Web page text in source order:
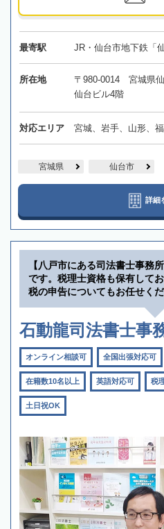
最寄駅 JR・仙台市地下鉄「
所在地
〒980-0014 宮城県
仙台ビル4階
対応エリア 宮城、岩手、山形、
宮城県 仙台市
詳細
【八戸市にある司法書士事務
です。税理士資格も保有して
税の申告についてもお任せく
石動龍司法書士事
オンライン相談可 全国出張対応可
在籍数10名以上 英語対応可 税
土日祝OK